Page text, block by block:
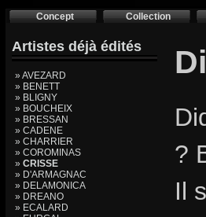
Concept Collection
Artistes déjà édités
» AVEZARD
» BENETT
» BLIGNY
» BOUCHEIX
» BRESSAN
» CADENE
» CHARRIER
» COROMINAS
» CRISSE
» D'ARMAGNAC
» DELAMONICA
» DREANO
» ECALARD
?
Il